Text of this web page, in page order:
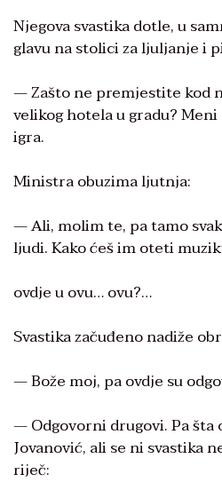
Njegova svastika dotle, u
glavu na stolici za ljuljanje i
— Zašto ne premjestite kod
velikog hotela u gradu?
igra.
Ministra obuzima ljutnja:
— Ali, molim te, pa tamo
ljudi. Kako ćeš im oteti
ovdje u ovu… ovu?…
Svastika začuđeno nadiže
— Bože moj, pa ovdje su
— Odgovorni drugovi. Pa
Jovanović, ali se ni svastika
riječ: